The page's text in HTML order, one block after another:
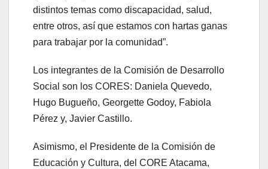
distintos temas como discapacidad, salud,
entre otros, así que estamos con hartas ganas
para trabajar por la comunidad”.
Los integrantes de la Comisión de Desarrollo
Social son los CORES: Daniela Quevedo,
Hugo Bugueño, Georgette Godoy, Fabiola
Pérez y, Javier Castillo.
Asimismo, el Presidente de la Comisión de
Educación y Cultura, del CORE Atacama,